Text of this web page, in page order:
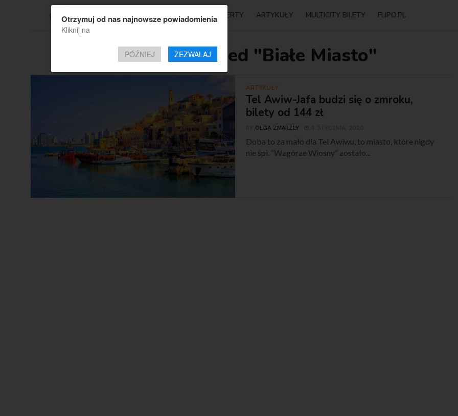
TOP OFERTY ARTYKUŁY MULTICITY BILETY FLIPO.PL
All posts tagged "Białe Miasto"
ARTYKUŁY
Tel Awiw-Jafa budzi się o zmroku,
bilety od 144 zł
OLGA ZMARZLY
Doba to za mało dla Tel Awiwu, to miasto, które nigdy
nie śpi. “Wzgórze Wiosny” zostało...
Otrzymuj od nas najnowsze powiadomienia
Kliknij na
PÓŹNIEJ ZEZWALAJ